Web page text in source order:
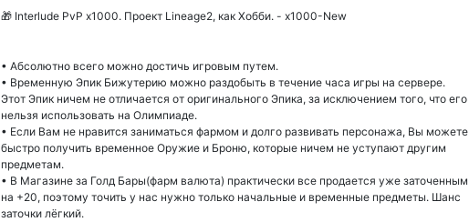
🎁 Interlude PvP x1000. Проект Lineage2, как Хобби. - x1000-New
• Абсолютно всего можно достичь игровым путем.
• Временную Эпик Бижутерию можно раздобыть в течение часа игры на сервере.
Этот Эпик ничем не отличается от оригинального Эпика, за исключением того, что его
нельзя использовать на Олимпиаде.
• Если Вам не нравится заниматься фармом и долго развивать персонажа, Вы можете
быстро получить временное Оружие и Броню, которые ничем не уступают другим
предметам.
• В Магазине за Голд Бары(фарм валюта) практически все продается уже заточенным
на +20, поэтому точить у нас нужно только начальные и временные предметы. Шанс
заточки лёгкий.